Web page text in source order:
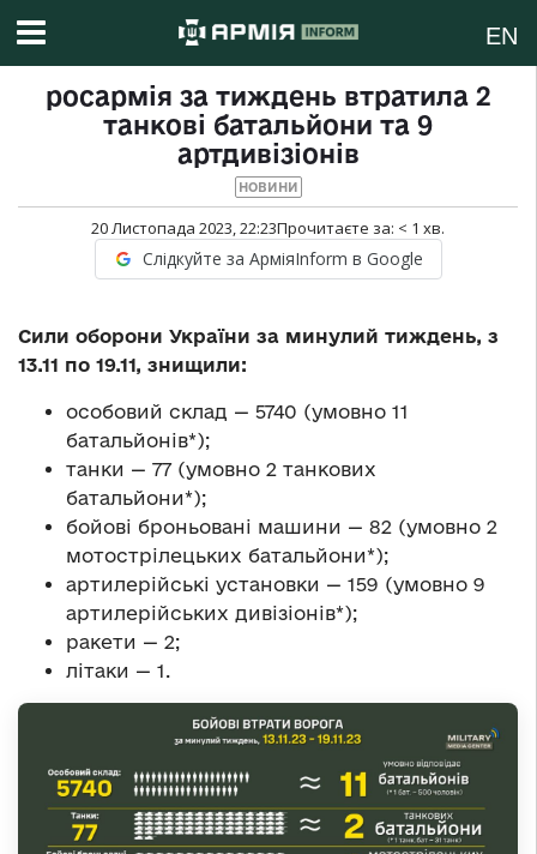
EN
росармія за тиждень втратила 2
танкові батальйони та 9
артдивізіонів
НОВИНИ
20 Листопада 2023, 22:23Прочитаєте за: < 1 хв.
Слідкуйте за АрміяInform в Google
Сили оборони України за минулий тиждень, з
13.11 по 19.11, знищили:
особовий склад — 5740 (умовно 11
батальйонів*);
танки — 77 (умовно 2 танкових
батальйони*);
бойові броньовані машини — 82 (умовно 2
мотострілецьких батальйони*);
артилерійські установки — 159 (умовно 9
артилерійських дивізіонів*);
ракети — 2;
літаки — 1.